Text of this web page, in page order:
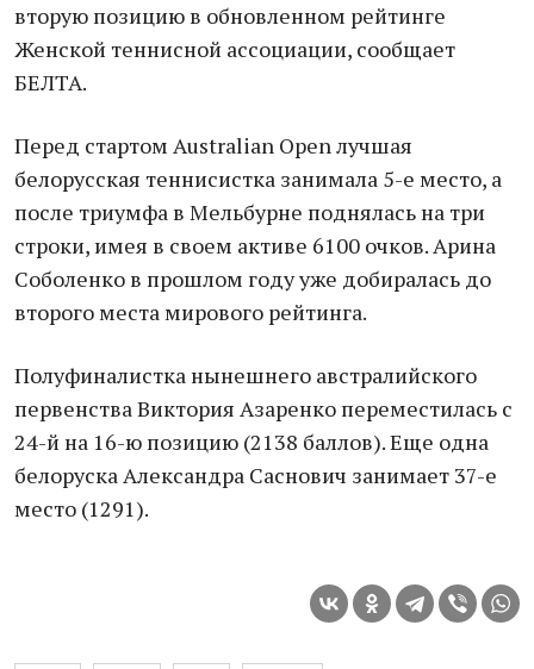
вторую позицию в обновленном рейтинге
Женской теннисной ассоциации, сообщает
БЕЛТА.
Перед стартом Australian Open лучшая
белорусская теннисистка занимала 5-е место, а
после триумфа в Мельбурне поднялась на три
строки, имея в своем активе 6100 очков. Арина
Соболенко в прошлом году уже добиралась до
второго места мирового рейтинга.
Полуфиналистка нынешнего австралийского
первенства Виктория Азаренко переместилась с
24-й на 16-ю позицию (2138 баллов). Еще одна
белоруска Александра Саснович занимает 37-е
место (1291).